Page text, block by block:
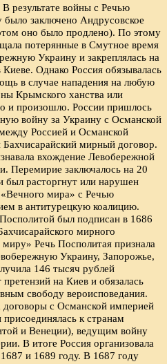
результате войны с Речью
заключено Андрусовское
оно было продлено). По этому
потерянные в Смутное время
Украину и закреплялась на
Однако Россия обязывалась
в случае нападения на любую
Крымского ханства или
и произошло. России пришлось
войну за Украину с Османской
Россией и Османской
мирный договор.
вхождение Левобережной
Перемирие заключалось на 20
был расторгнут или нарушен
мира» с Речью
в антитурецкую коалицию.
был подписан в 1686
мирного
Речь Посполитая признала
Украину, Запорожье,
146 тысяч рублей
на Киев и обязалась
свободу вероисповедания.
договоры с Османской империей
к странам
и Венеции), ведущим войну
В итоге Россия организовала
и 1689 году. В 1687 году